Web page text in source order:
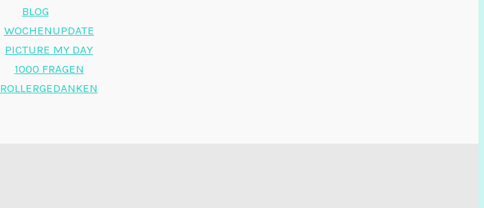
BLOG
WOCHENUPDATE
PICTURE MY DAY
1000 FRAGEN
ROLLERGEDANKEN